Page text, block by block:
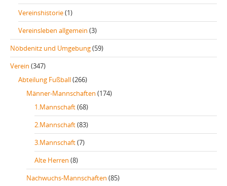
Vereinshistorie(1)
Vereinsleben allgemein (3)
Nöbdenitz und Umgebung(59)
Verein (347)
Abteilung Fußball(266)
Männer-Mannschaften (174)
1.Mannschaft(68)
2.Mannschaft(83)
3.Mannschaft(7)
Alte Herren (8)
Nachwuchs-Mannschaften (85)